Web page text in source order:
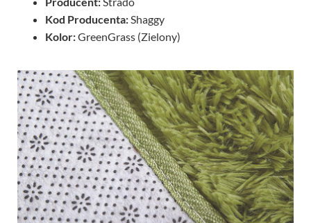
Kod Producenta:Shaggy
Kolor:GreenGrass (Zielony)